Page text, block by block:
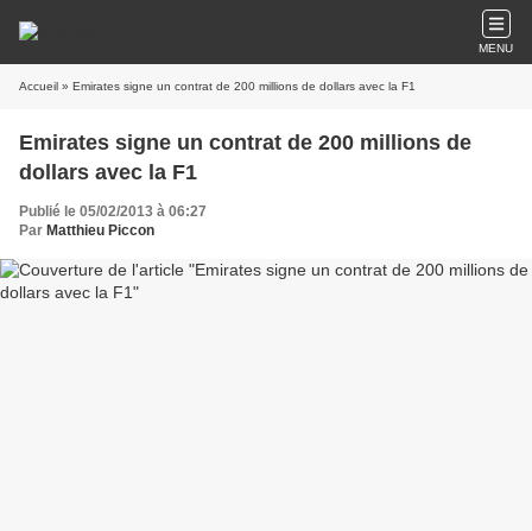
MENU
Accueil » Emirates signe un contrat de 200 millions de dollars avec la F1
Emirates signe un contrat de 200 millions de
dollars avec la F1
Publié le 05/02/2013 à 06:27
Par Matthieu Piccon